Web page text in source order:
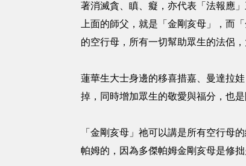
著消滅貪、瞋、癡，亦代表「法報應
上面的師父，就是「金剛亥母」，而
的空行母，所有一切幫助眾生的法侶
蓮華生大士身邊的移喜措嘉、曼達拉
掉，同時增加眾生的敬愛與福分，也是
「金剛亥母」祂可以講是所有空行母
帕姆的，因為多傑帕姆金剛亥母是修